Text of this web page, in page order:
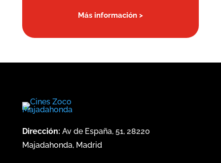
Más información >
Dirección: Av de España, 51, 28220
Majadahonda, Madrid